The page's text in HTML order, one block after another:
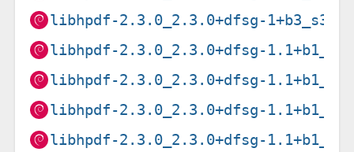
libhpdf-2.3.0_2.3.0+dfsg-
libhpdf-2.3.0_2.3.0+dfsg-
libhpdf-2.3.0_2.3.0+dfsg-
libhpdf-2.3.0_2.3.0+dfsg-
libhpdf-2.3.0_2.3.0+dfsg-